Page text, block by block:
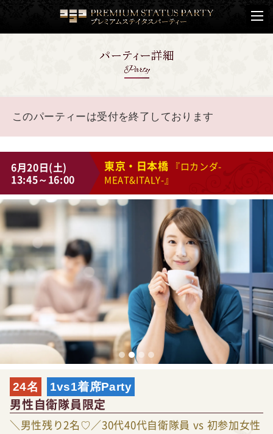
このパーティーは受付を終了しております
6月20日(土)
13:45～16:00
東京・日本橋 『ロカンダ-
MEAT&ITALY-』
24名 1vs1着席Party
男性自衛隊員限定
＼男性残り2名♡／30代40代自衛隊員 vs 初参加女性